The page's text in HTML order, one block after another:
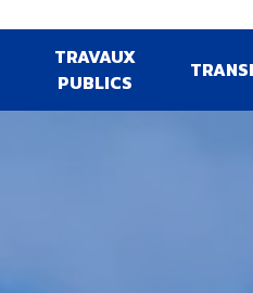
TRAVAUX
PUBLICS